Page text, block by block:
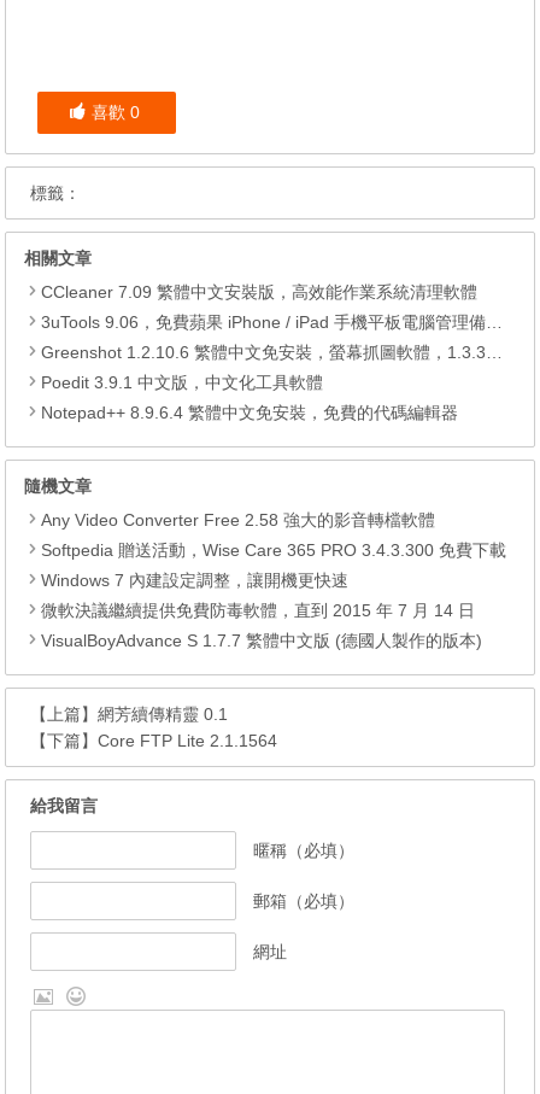
喜歡 0
標籤：
相關文章
CCleaner 7.09 繁體中文安裝版，高效能作業系統清理軟體
3uTools 9.06，免費蘋果 iPhone / iPad 手機平板電腦管理備份還原軟體
Greenshot 1.2.10.6 繁體中文免安裝，螢幕抓圖軟體，1.3.315 安裝版
Poedit 3.9.1 中文版，中文化工具軟體
Notepad++ 8.9.6.4 繁體中文免安裝，免費的代碼編輯器
隨機文章
Any Video Converter Free 2.58 強大的影音轉檔軟體
Softpedia 贈送活動，Wise Care 365 PRO 3.4.3.300 免費下載
Windows 7 內建設定調整，讓開機更快速
微軟決議繼續提供免費防毒軟體，直到 2015 年 7 月 14 日
VisualBoyAdvance S 1.7.7 繁體中文版 (德國人製作的版本)
【上篇】網芳續傳精靈 0.1
【下篇】Core FTP Lite 2.1.1564
給我留言
暱稱（必填）
郵箱（必填）
網址